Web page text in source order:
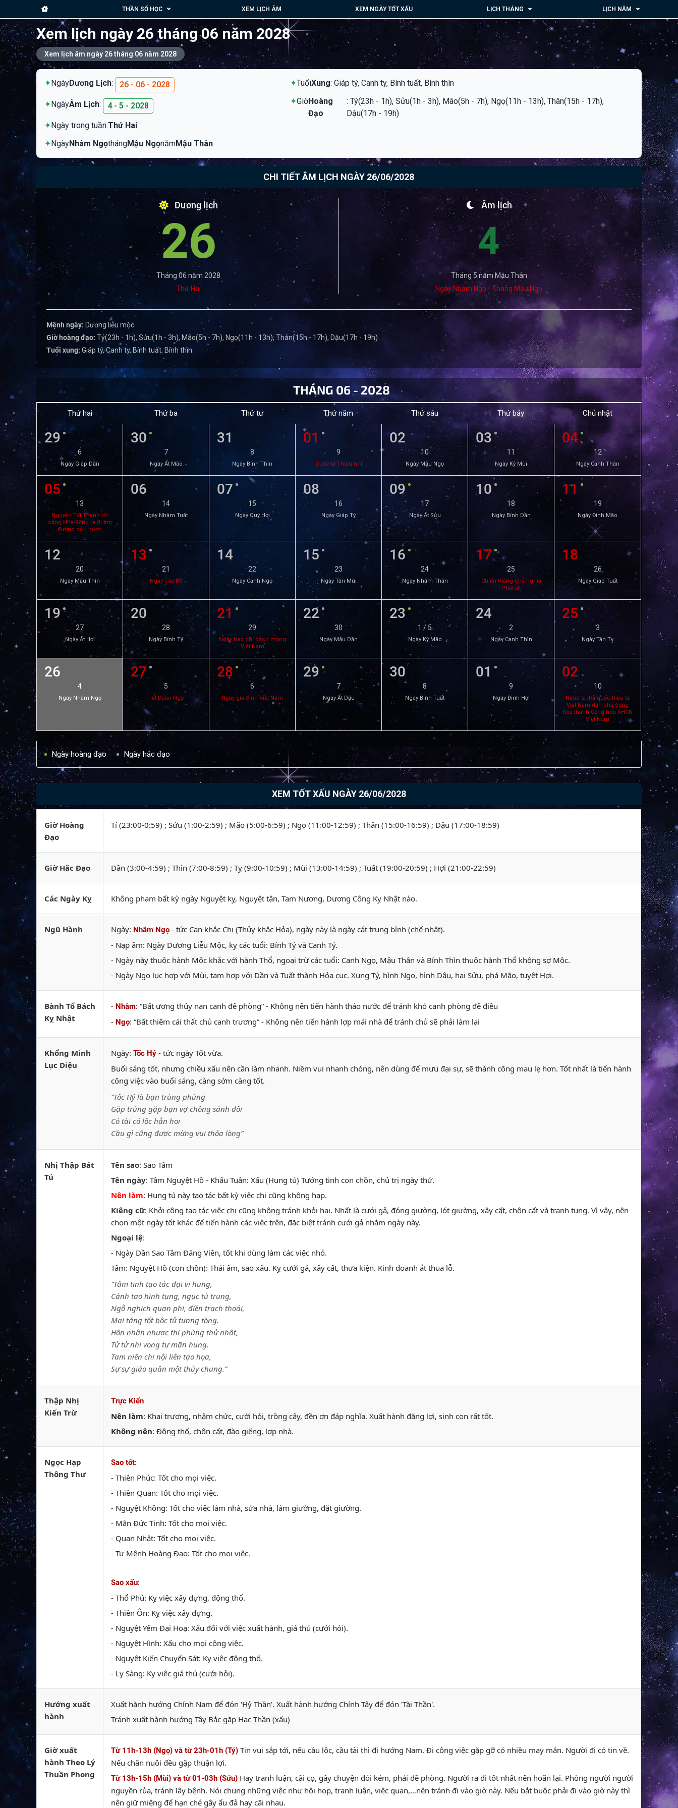
THẦN SỐ HỌC XEM LỊCH ÂM XEM NGÀY TỐT XẤU LỊCH THÁNG LỊCH NĂM
Xem lịch ngày 26 tháng 06 năm 2028
Xem lịch âm ngày 26 tháng 06 năm 2028
✦NgàyDương Lịch: 26 - 06 - 2028
✦NgàyÂm Lịch: 4 - 5 - 2028
✦Ngày trong tuần:Thứ Hai
✦NgàyNhâm NgọthángMậu NgọnămMậu Thân
✦TuổiXung: Giáp tý, Canh ty, Bính tuất, Bính thìn
✦GiờHoàng
Đạo
: Tý(23h - 1h), Sửu(1h - 3h), Mão(5h - 7h), Ngọ(11h - 13h), Thân(15h - 17h),
Dậu(17h - 19h)
CHI TIẾT ÂM LỊCH NGÀY 26/06/2028
Dương lịch
26
Tháng 06 năm 2028
Thứ Hai
Âm lịch
4
Tháng 5 năm Mậu Thân
Ngày Nhâm Ngọ - Tháng Mậu Ngọ
Mệnh ngày: Dương liễu mộc
Giờ hoàng đạo: Tý(23h - 1h), Sửu(1h - 3h), Mão(5h - 7h), Ngọ(11h - 13h), Thân(15h - 17h), Dậu(17h - 19h)
Tuổi xung:Giáp tý, Canh ty, Bính tuất, Bính thìn
THÁNG 06 - 2028
Thứ hai Thứ ba Thứ tư Thứ năm Thứ sáu Thứ bảy Chủ nhật
29
6
Ngày Giáp Dần
30
7
Ngày Ất Mão
31
8
Ngày Bính Thìn
01
9
Quốc tế Thiếu nhi
02
10
Ngày Mậu Ngọ
03
11
Ngày Kỷ Mùi
04
12
Ngày Canh Thân
05
13
Nguyễn Tất Thành rời
cảng Nhà Rồng ra đi tìm
đường cứu nước
06
14
Ngày Nhâm Tuất
07
15
Ngày Quý Hợi
08
16
Ngày Giáp Tý
09
17
Ngày Ất Sửu
10
18
Ngày Bính Dần
11
19
Ngày Đinh Mão
12
20
Ngày Mậu Thìn
13
21
Ngày của Bố
14
22
Ngày Canh Ngọ
15
23
Ngày Tân Mùi
16
24
Ngày Nhâm Thân
17
25
Chiến thắng chủ nghĩa
Phát xít
18
26
Ngày Giáp Tuất
19
27
Ngày Ất Hợi
20
28
Ngày Bính Tý
21
29
Ngày báo chí cách mạng
Việt Nam
22
30
Ngày Mậu Dần
23
1 / 5
Ngày Kỷ Mão
24
2
Ngày Canh Thìn
25
3
Ngày Tân Tỵ
26
4
Ngày Nhâm Ngọ
27
5
Tết Đoan Ngọ
28
6
Ngày gia đình Việt Nam
29
7
Ngày Ất Dậu
30
8
Ngày Bính Tuất
01
9
Ngày Đinh Hợi
02
10
Nước ta đổi quốc hiệu từ
Việt Nam dân chủ cộng
hòa thành Cộng hòa XHCN
Việt Nam
Ngày hoàng đạo Ngày hắc đạo
XEM TỐT XẤU NGÀY 26/06/2028
Giờ Hoàng
Đạo
Tí (23:00-0:59) ; Sửu (1:00-2:59) ; Mão (5:00-6:59) ; Ngọ (11:00-12:59) ; Thân (15:00-16:59) ; Dậu (17:00-18:59)
Giờ Hắc Đạo Dần (3:00-4:59) ; Thìn (7:00-8:59) ; Tỵ (9:00-10:59) ; Mùi (13:00-14:59) ; Tuất (19:00-20:59) ; Hợi (21:00-22:59)
Các Ngày Kỵ Không phạm bất kỳ ngày Nguyệt kỵ, Nguyệt tận, Tam Nương, Dương Công Kỵ Nhật nào.
Ngũ Hành Ngày: Nhâm Ngọ - tức Can khắc Chi (Thủy khắc Hỏa), ngày này là ngày cát trung bình (chế nhật).
- Nạp âm: Ngày Dương Liễu Mộc, kỵ các tuổi: Bính Tý và Canh Tý.
- Ngày này thuộc hành Mộc khắc với hành Thổ, ngoại trừ các tuổi: Canh Ngọ, Mậu Thân và Bính Thìn thuộc hành Thổ không sợ Mộc.
- Ngày Ngọ lục hợp với Mùi, tam hợp với Dần và Tuất thành Hỏa cục. Xung Tý, hình Ngọ, hình Dậu, hại Sửu, phá Mão, tuyệt Hợi.
Bành Tổ Bách
Kỵ Nhật
- Nhâm: “Bất ương thủy nan canh đê phòng” - Không nên tiến hành tháo nước để tránh khó canh phòng đê điều
- Ngọ: “Bất thiêm cái thất chủ canh trương” - Không nên tiến hành lợp mái nhà để tránh chủ sẽ phải làm lại
Khổng Minh
Lục Diệu
Ngày: Tốc Hỷ - tức ngày Tốt vừa.
Buổi sáng tốt, nhưng chiều xấu nên cần làm nhanh. Niềm vui nhanh chóng, nên dùng để mưu đại sự, sẽ thành công mau lẹ hơn. Tốt nhất là tiến hành
công việc vào buổi sáng, càng sớm càng tốt.
“Tốc Hỷ là bạn trùng phùng
Gặp trùng gặp bạn vợ chồng sánh đôi
Có tài có lộc hẳn hoi
Cầu gì cũng được mừng vui thỏa lòng”
Nhị Thập Bát
Tú
Tên sao: Sao Tâm
Tên ngày: Tâm Nguyệt Hồ - Khấu Tuân: Xấu (Hung tú) Tướng tinh con chồn, chủ trị ngày thứ.
Nên làm: Hung tú này tạo tác bất kỳ việc chi cũng không hạp.
Kiêng cữ: Khởi công tạo tác việc chi cũng không tránh khỏi hại. Nhất là cưới gả, đóng giường, lót giường, xây cất, chôn cất và tranh tụng. Vì vậy, nên
chọn một ngày tốt khác để tiến hành các việc trên, đặc biệt tránh cưới gả nhằm ngày này.
Ngoại lệ:
- Ngày Dần Sao Tâm Đăng Viên, tốt khi dùng làm các việc nhỏ.
Tâm: Nguyệt Hồ (con chồn): Thái âm, sao xấu. Kỵ cưới gả, xây cất, thưa kiện. Kinh doanh ắt thua lỗ.
“Tâm tinh tạo tác đại vi hung,
Cánh tao hình tụng, ngục tù trung,
Ngỗ nghịch quan phi, điền trạch thoái,
Mai táng tốt bộc tử tương tòng.
Hôn nhân nhược thị phùng thử nhật,
Tử tử nhi vong tự mãn hung.
Tam niên chi nội liên tạo họa,
Sự sự giáo quân một thủy chung.”
Thập Nhị
Kiến Trừ
Trực Kiến
Nên làm: Khai trương, nhậm chức, cưới hỏi, trồng cây, đền ơn đáp nghĩa. Xuất hành đặng lợi, sinh con rất tốt.
Không nên: Động thổ, chôn cất, đào giếng, lợp nhà.
Ngọc Hạp
Thông Thư
Sao tốt:
- Thiên Phúc: Tốt cho mọi việc.
- Thiên Quan: Tốt cho mọi việc.
- Nguyệt Không: Tốt cho việc làm nhà, sửa nhà, làm giường, đặt giường.
- Mãn Đức Tinh: Tốt cho mọi việc.
- Quan Nhật: Tốt cho mọi việc.
- Tư Mệnh Hoàng Đạo: Tốt cho mọi việc.
Sao xấu:
- Thổ Phủ: Kỵ việc xây dựng, động thổ.
- Thiên Ôn: Kỵ việc xây dựng.
- Nguyệt Yếm Đại Hoạ: Xấu đối với việc xuất hành, giá thú (cưới hỏi).
- Nguyệt Hình: Xấu cho mọi công việc.
- Nguyệt Kiến Chuyển Sát: Kỵ việc động thổ.
- Ly Sàng: Kỵ việc giá thú (cưới hỏi).
Hướng xuất
hành
Xuất hành hướng Chính Nam để đón 'Hỷ Thần'. Xuất hành hướng Chính Tây để đón 'Tài Thần'.
Tránh xuất hành hướng Tây Bắc gặp Hạc Thần (xấu)
Giờ xuất
hành Theo Lý
Thuần Phong
Từ 11h-13h (Ngọ) và từ 23h-01h (Tý) Tin vui sắp tới, nếu cầu lộc, cầu tài thì đi hướng Nam. Đi công việc gặp gỡ có nhiều may mắn. Người đi có tin về.
Nếu chăn nuôi đều gặp thuận lợi.
Từ 13h-15h (Mùi) và từ 01-03h (Sửu) Hay tranh luận, cãi cọ, gây chuyện đói kém, phải đề phòng. Người ra đi tốt nhất nên hoãn lại. Phòng người người
nguyền rủa, tránh lây bệnh. Nói chung những việc như hội họp, tranh luận, việc quan,…nên tránh đi vào giờ này. Nếu bắt buộc phải đi vào giờ này thì
nên giữ miệng để hạn ché gây ẩu đả hay cãi nhau.